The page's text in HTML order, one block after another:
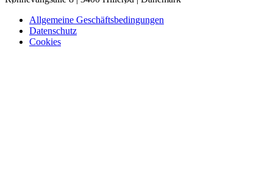
Allgemeine Geschäftsbedingungen
Datenschutz
Cookies